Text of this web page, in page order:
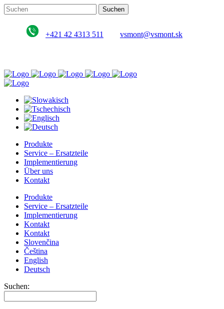
+421 42 4313 511 vsmont@vsmont.sk
Produkte
Service – Ersatzteile
Implementierung
Über uns
Kontakt
Produkte
Service – Ersatzteile
Implementierung
Kontakt
Kontakt
Slovenčina
Čeština
English
Deutsch
Suchen: